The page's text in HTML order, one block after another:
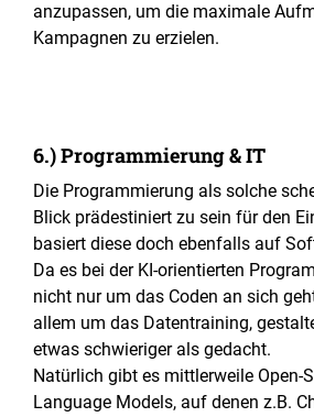
anzupassen, um die maximale
Kampagnen zu erzielen.
6.) Programmierung & IT
Die Programmierung als solche
Blick prädestiniert zu sein für den
basiert diese doch ebenfalls auf
Da es bei der KI-orientierten
nicht nur um das Coden an sich
allem um das Datentraining,
etwas schwieriger als gedacht.
Natürlich gibt es mittlerweile Open-
Language Models, auf denen z.B.